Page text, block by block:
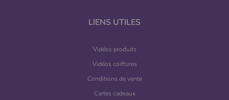
LIENS UTILES
Vidéos produits
Vidéos coiffures
Conditions de vente
Cartes cadeaux